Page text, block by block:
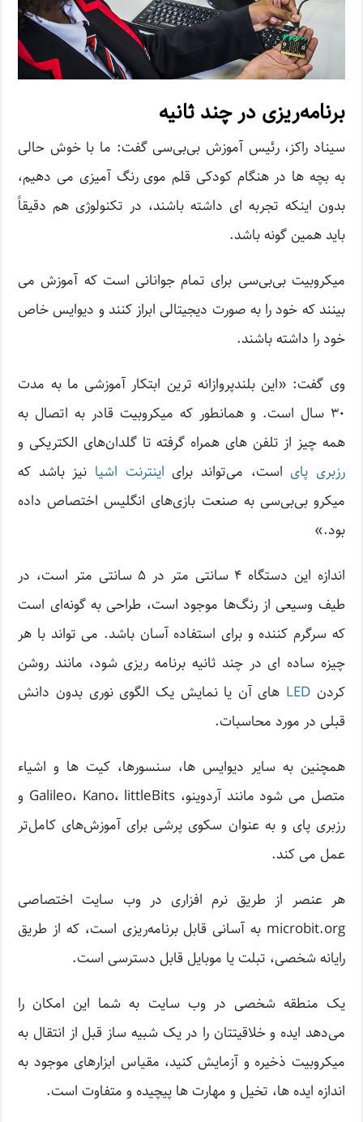
برنامه‌ریزی در چند ثانیه
سیناد راکز، رئیس آموزش بی‌بی‌سی گفت: ما با خوش حالی
به بچه ها در هنگام کودکی قلم موی رنگ آمیزی می دهیم،
بدون اینکه تجربه ای داشته باشند، در تکنولوژی هم دقیقاً
باید همین گونه باشد.
میکروبیت بی‌بی‌سی برای تمام جوانانی است که آموزش می
بینند که خود را به صورت دیجیتالی ابراز کنند و دیوایس خاص
خود را داشته باشند.
وی گفت: «این بلندپروازانه ترین ابتکار آموزشی ما به مدت
۳۰ سال است. و همانطور که میکروبیت قادر به اتصال به
همه چیز از تلفن های همراه گرفته تا گلدان‌های الکتریکی و
رزبری پای است، می‌تواند برای اینترنت اشیا نیز باشد که
میکرو بی‌بی‌سی به صنعت بازی‌های انگلیس اختصاص داده
بود.»
اندازه این دستگاه ۴ سانتی متر در ۵ سانتی متر است، در
طیف وسیعی از رنگ‌ها موجود است، طراحی به گونه‌ای است
که سرگرم کننده و برای استفاده آسان باشد. می تواند با هر
چیزه ساده ای در چند ثانیه برنامه ریزی شود، مانند روشن
کردن LED های آن یا نمایش یک الگوی نوری بدون دانش
قبلی در مورد محاسبات.
همچنین به سایر دیوایس ها، سنسورها، کیت ها و اشیاء
متصل می شود مانند آردوینو، Galileo، Kano، littleBits و
رزبری پای و به عنوان سکوی پرشی برای آموزش‌های کامل‌تر
عمل می کند.
هر عنصر از طریق نرم افزاری در وب سایت اختصاصی
microbit.org به آسانی قابل برنامه‌ریزی است، که از طریق
رایانه شخصی، تبلت یا موبایل قابل دسترسی است.
یک منطقه شخصی در وب سایت به شما این امکان را
می‌دهد ایده و خلاقیتتان را در یک شبیه ساز قبل از انتقال به
میکروبیت ذخیره و آزمایش کنید، مقیاس ابزارهای موجود به
اندازه ایده ها، تخیل و مهارت ها پیچیده و متفاوت است.